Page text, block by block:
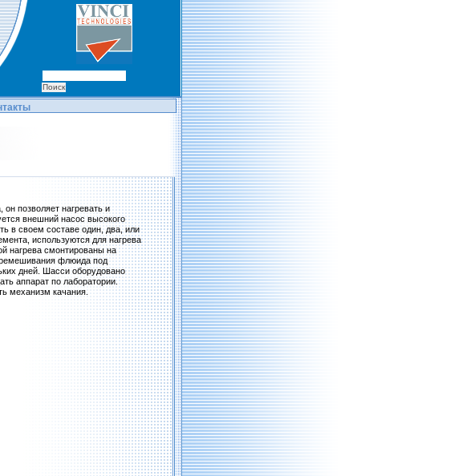
позволяет нагревать и
внешний насос высокого
в своем составе один, два, или
используются для нагрева
нагрева смонтированы на
флюида под
дней. Шасси оборудовано
аппарат по лаборатории.
механизм качания.